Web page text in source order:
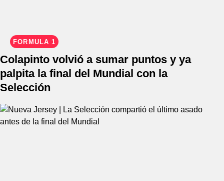
FÓRMULA 1
Colapinto volvió a sumar puntos y ya
palpita la final del Mundial con la
Selección